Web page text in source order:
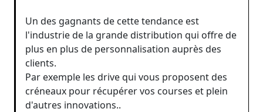
Un des gagnants de cette tendance est
l'industrie de la grande distribution qui offre de
plus en plus de personnalisation auprès des
clients.
Par exemple les drive qui vous proposent des
créneaux pour récupérer vos courses et plein
d'autres innovations..